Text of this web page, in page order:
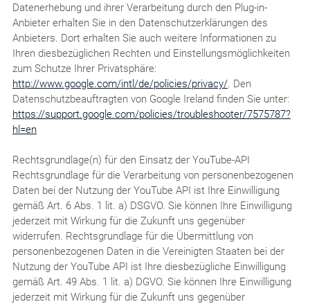
Datenerhebung und ihrer Verarbeitung durch den Plug-in-
Anbieter erhalten Sie in den Datenschutzerklärungen des
Anbieters. Dort erhalten Sie auch weitere Informationen zu
Ihren diesbezüglichen Rechten und Einstellungsmöglichkeiten
zum Schutze Ihrer Privatsphäre:
http://www.google.com/intl/de/policies/privacy/. Den
Datenschutzbeauftragten von Google Ireland finden Sie unter:
https://support.google.com/policies/troubleshooter/7575787?
hl=en
Rechtsgrundlage(n) für den Einsatz der YouTube-API
Rechtsgrundlage für die Verarbeitung von personenbezogenen
Daten bei der Nutzung der YouTube API ist Ihre Einwilligung
gemäß Art. 6 Abs. 1 lit. a) DSGVO. Sie können Ihre Einwilligung
jederzeit mit Wirkung für die Zukunft uns gegenüber
widerrufen. Rechtsgrundlage für die Übermittlung von
personenbezogenen Daten in die Vereinigten Staaten bei der
Nutzung der YouTube API ist Ihre diesbezügliche Einwilligung
gemäß Art. 49 Abs. 1 lit. a) DGVO. Sie können Ihre Einwilligung
jederzeit mit Wirkung für die Zukunft uns gegenüber